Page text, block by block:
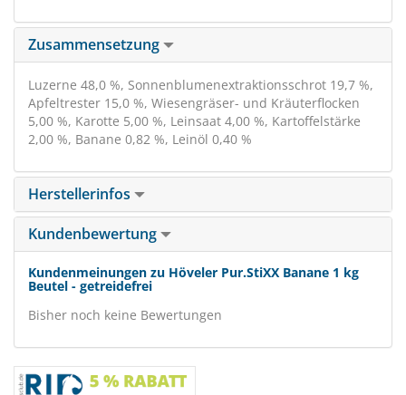
Zusammensetzung
Luzerne 48,0 %, Sonnenblumenextraktionsschrot 19,7 %,
Apfeltrester 15,0 %, Wiesengräser- und Kräuterflocken
5,00 %, Karotte 5,00 %, Leinsaat 4,00 %, Kartoffelstärke
2,00 %, Banane 0,82 %, Leinöl 0,40 %
Herstellerinfos
Kundenbewertung
Kundenmeinungen zu Höveler Pur.StiXX Banane 1 kg
Beutel - getreidefrei
Bisher noch keine Bewertungen